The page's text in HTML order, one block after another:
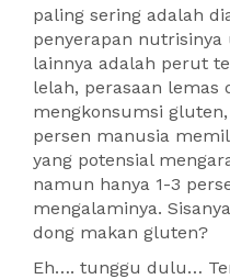
paling sering adalah
penyerapan nutrisinya
lainnya adalah perut
lelah, perasaan lemas
mengkonsumsi
persen manusia
yang potensial
namun hanya 1-3
mengalaminya.
dong makan gluten?
Eh…. tunggu dulu…